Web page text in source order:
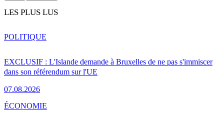
LES PLUS LUS
EXCLUSIF : L'Islande demande à Bruxelles de ne pas s'immiscer
dans son référendum sur l'UE
07.08.2026
POLITIQUE
ÉCONOMIE